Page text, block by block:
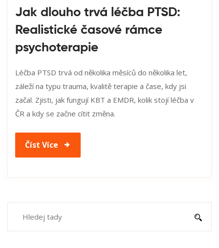
Jak dlouho trvá léčba PTSD:
Realistické časové rámce
psychoterapie
Léčba PTSD trvá od několika měsíců do několika let,
záleží na typu trauma, kvalitě terapie a čase, kdy jsi
začal. Zjisti, jak fungují KBT a EMDR, kolik stojí léčba v
ČR a kdy se začne cítit změna.
Číst Více